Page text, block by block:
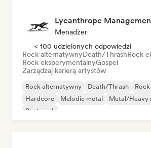
Lycanthrope
Menadżer
< 100 udzielonych odpowiedzi
Rock alternatywnyDeath/ThrashRock
Rock eksperymentalnyGospel
Zarządzaj karierą artystów
Rock alternatywny Death/Thrash
Hardcore
Melodic metal Metal/Heavy
Post-rock